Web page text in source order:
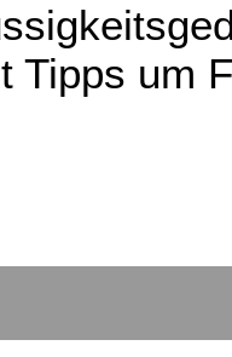
Tipps um